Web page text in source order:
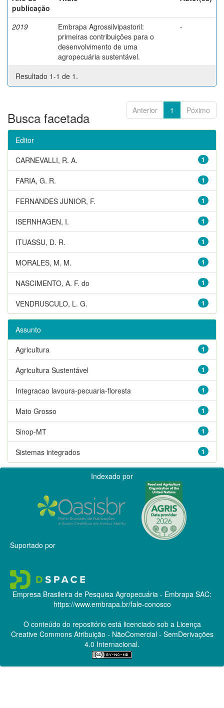
publicação
2019
Embrapa Agrossilvipastoril:
primeiras contribuições para o
desenvolvimento de uma
agropecuária sustentável.
-
Resultado 1-1 de 1.
Anterior 1 Póximo
Busca facetada
Editor
1
CARNEVALLI, R. A.
1
FARIA, G. R.
1
FERNANDES JUNIOR, F.
1
ISERNHAGEN, I.
1
ITUASSU, D. R.
1
MORALES, M. M.
1
NASCIMENTO, A. F. do
1
VENDRUSCULO, L. G.
Assunto
1
Agricultura
1
Agricultura Sustentável
1
Integracao lavoura-pecuaria-floresta
1
Mato Grosso
1
Sinop-MT
1
Sistemas integrados
Indexado por
Suportado por
Empresa Brasileira de Pesquisa Agropecuária - Embrapa SAC:
https://www.embrapa.br/fale-conosco
O conteúdo do repositório está licenciado sob a Licença
Creative CommonsAtribuição - NãoComercial - SemDerivações
4.0 Internacional.